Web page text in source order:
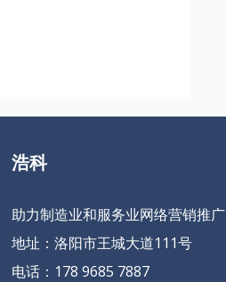
浩科
助力制造业和服务业网络营销推广
地址：洛阳市王城大道111号
电话：178 9685 7887